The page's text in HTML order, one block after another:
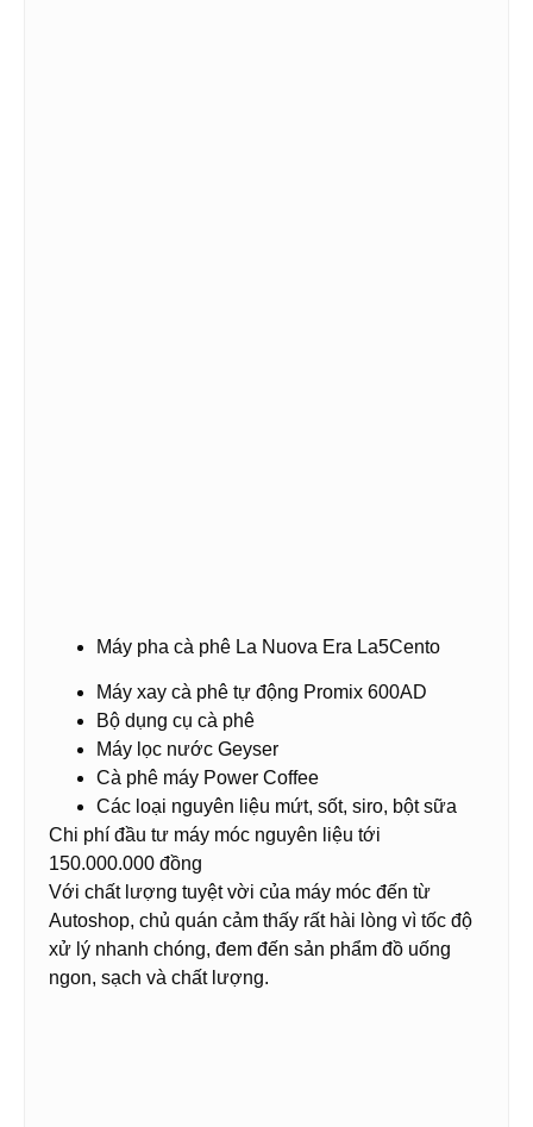
Máy pha cà phê La Nuova Era La5Cento
Máy xay cà phê tự động Promix 600AD
Bộ dụng cụ cà phê
Máy lọc nước Geyser
Cà phê máy Power Coffee
Các loại nguyên liệu mứt, sốt, siro, bột sữa
Chi phí đầu tư máy móc nguyên liệu tới
150.000.000 đồng
Với chất lượng tuyệt vời của máy móc đến từ
Autoshop, chủ quán cảm thấy rất hài lòng vì tốc độ
xử lý nhanh chóng, đem đến sản phẩm đồ uống
ngon, sạch và chất lượng.